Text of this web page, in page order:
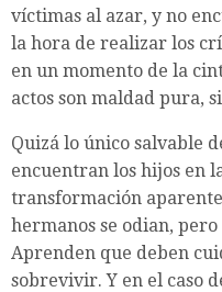
víctimas al azar, y no
la hora de realizar los
en un momento de la
actos son maldad pura,
Quizá lo único salvable
encuentran los hijos en
transformación
hermanos se odian,
Aprenden que deben
sobrevivir. Y en el caso